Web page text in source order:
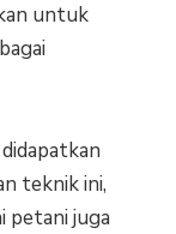
untuk
teknik ini,
petani juga